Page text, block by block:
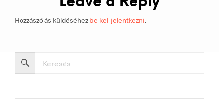
Hozzászólás küldéséhez be kell jelentkezni